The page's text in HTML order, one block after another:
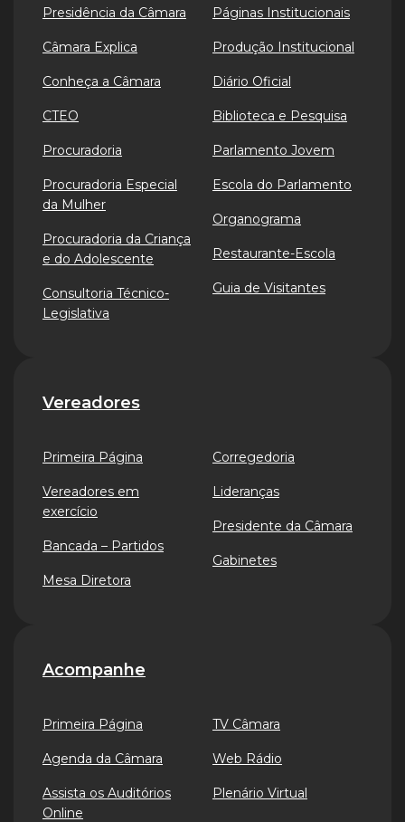
Presidência da Câmara
Câmara Explica
Conheça a Câmara
CTEO
Procuradoria
Procuradoria Especial
da Mulher
Procuradoria da Criança
e do Adolescente
Consultoria Técnico-
Legislativa
Páginas Institucionais
Produção Institucional
Diário Oficial
Biblioteca e Pesquisa
Parlamento Jovem
Escola do Parlamento
Organograma
Restaurante-Escola
Guia de Visitantes
Vereadores
Primeira Página
Vereadores em
exercício
Bancada – Partidos
Mesa Diretora
Corregedoria
Lideranças
Presidente da Câmara
Gabinetes
Acompanhe
Primeira Página
Agenda da Câmara
Assista os Auditórios
Online
TV Câmara
Web Rádio
Plenário Virtual